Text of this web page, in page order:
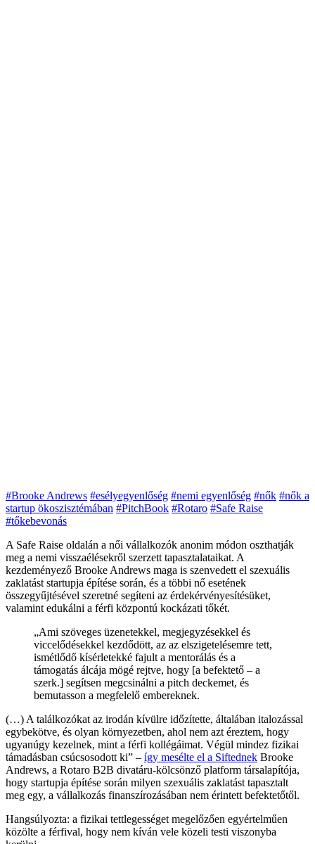
#Brooke Andrews #esélyegyenlőség #nemi egyenlőség #nők #nők a
startup ökoszisztémában #PitchBook #Rotaro #Safe Raise
#tőkebevonás
A Safe Raise oldalán a női vállalkozók anonim módon oszthatják
meg a nemi visszaélésekről szerzett tapasztalataikat. A
kezdeményező Brooke Andrews maga is szenvedett el szexuális
zaklatást startupja építése során, és a többi nő esetének
összegyűjtésével szeretné segíteni az érdekérvényesítésüket,
valamint edukálni a férfi központú kockázati tőkét.
„Ami szöveges üzenetekkel, megjegyzésekkel és
viccelődésekkel kezdődött, az az elszigetelésemre tett,
ismétlődő kísérletekké fajult a mentorálás és a
támogatás álcája mögé rejtve, hogy [a befektető – a
szerk.] segítsen megcsinálni a pitch deckemet, és
bemutasson a megfelelő embereknek.
(…) A találkozókat az irodán kívülre időzítette, általában italozással
egybekötve, és olyan környezetben, ahol nem azt éreztem, hogy
ugyanúgy kezelnek, mint a férfi kollégáimat. Végül mindez fizikai
támadásban csúcsosodott ki” – így mesélte el a Siftednek Brooke
Andrews, a Rotaro B2B divatáru-kölcsönző platform társalapítója,
hogy startupja építése során milyen szexuális zaklatást tapasztalt
meg egy, a vállalkozás finanszírozásában nem érintett befektetőtől.
Hangsúlyozta: a fizikai tettlegességet megelőzően egyértelműen
közölte a férfival, hogy nem kíván vele közeli testi viszonyba